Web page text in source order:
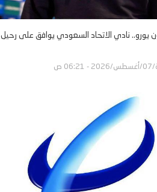
مليون يورو.. نادي الاتحاد السعودي يوافق على رحيل
ص